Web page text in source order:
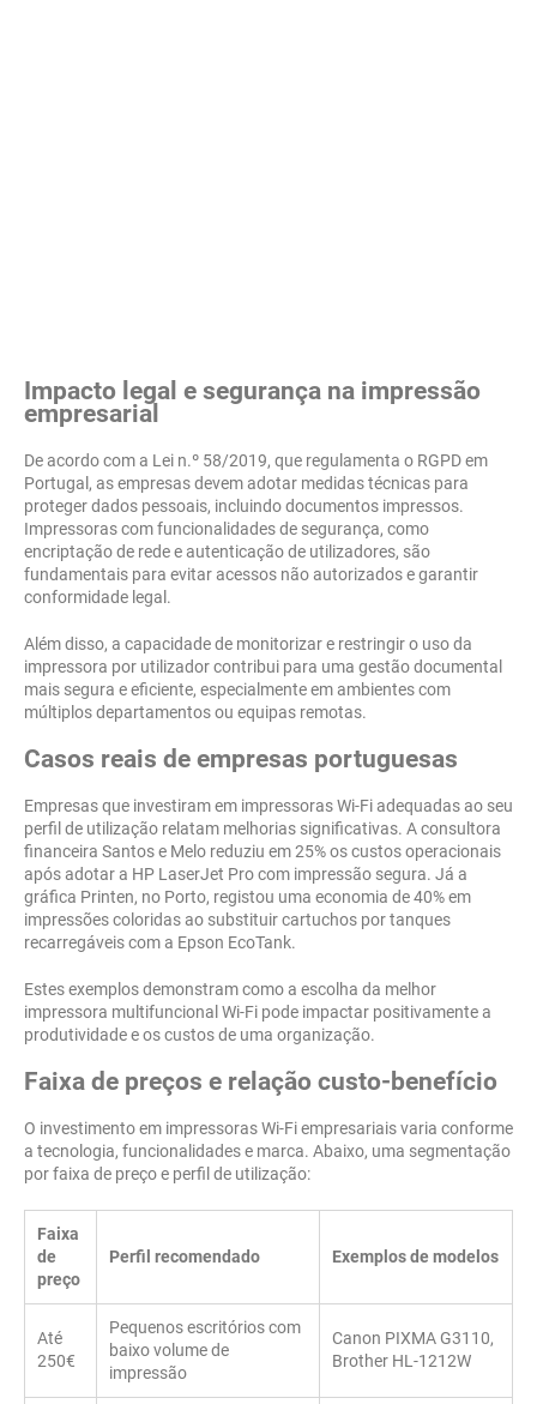
Impacto legal e segurança na impressão
empresarial
De acordo com a Lei n.º 58/2019, que regulamenta o RGPD em
Portugal, as empresas devem adotar medidas técnicas para
proteger dados pessoais, incluindo documentos impressos.
Impressoras com funcionalidades de segurança, como
encriptação de rede e autenticação de utilizadores, são
fundamentais para evitar acessos não autorizados e garantir
conformidade legal.
Além disso, a capacidade de monitorizar e restringir o uso da
impressora por utilizador contribui para uma gestão documental
mais segura e eficiente, especialmente em ambientes com
múltiplos departamentos ou equipas remotas.
Casos reais de empresas portuguesas
Empresas que investiram em impressoras Wi-Fi adequadas ao seu
perfil de utilização relatam melhorias significativas. A consultora
financeira Santos e Melo reduziu em 25% os custos operacionais
após adotar a HP LaserJet Pro com impressão segura. Já a
gráfica Printen, no Porto, registou uma economia de 40% em
impressões coloridas ao substituir cartuchos por tanques
recarregáveis com a Epson EcoTank.
Estes exemplos demonstram como a escolha da melhor
impressora multifuncional Wi-Fi pode impactar positivamente a
produtividade e os custos de uma organização.
Faixa de preços e relação custo-benefício
O investimento em impressoras Wi-Fi empresariais varia conforme
a tecnologia, funcionalidades e marca. Abaixo, uma segmentação
por faixa de preço e perfil de utilização:
Faixa
de
preço
Perfil recomendado Exemplos de modelos
Até
250€
Pequenos escritórios com
baixo volume de
impressão
Canon PIXMA G3110,
Brother HL-1212W